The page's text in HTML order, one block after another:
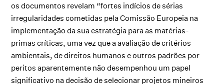
os documentos revelam “fortes indícios de sérias
irregularidades cometidas pela Comissão Europeia na
implementação da sua estratégia para as matérias-
primas críticas, uma vez que a avaliação de critérios
ambientais, de direitos humanos e outros padrões por
peritos aparentemente não desempenhou um papel
significativo na decisão de selecionar projetos mineiros